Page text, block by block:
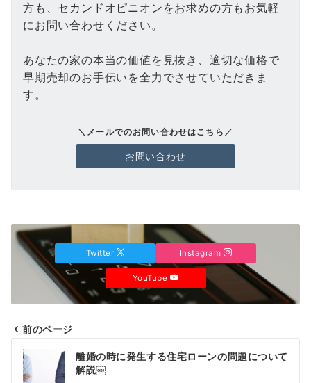
方も、セカンドオピニオンをお求めの方もお気軽
にお問い合わせください。
あなたの家の本当の価値を見抜き、適切な価格で
早期売却のお手伝いを全力でさせていただきま
す。
＼メールでのお問い合わせはこちら／
お問い合わせ
Twitter Instagram
YouTube
投
稿
前のページ
離婚の時に発生する住宅ローンの問題について
解説￼